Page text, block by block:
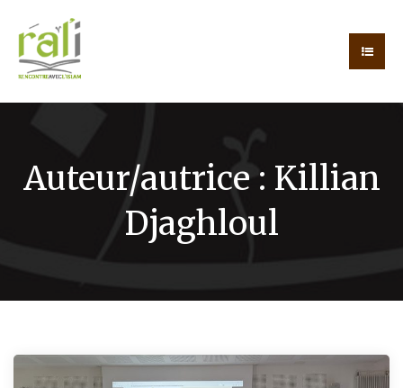
Auteur/autrice : Killian
Djaghloul